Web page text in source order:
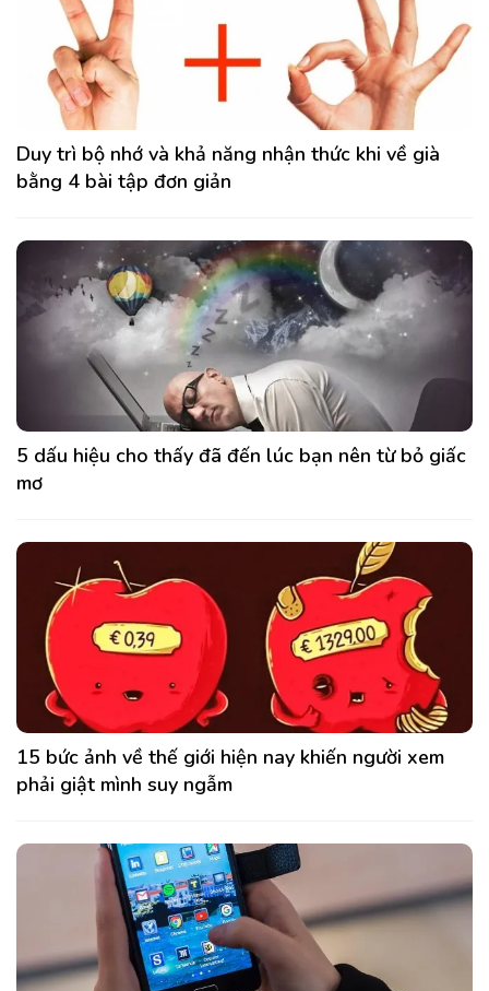
Duy trì bộ nhớ và khả năng nhận thức khi về già
bằng 4 bài tập đơn giản
5 dấu hiệu cho thấy đã đến lúc bạn nên từ bỏ giấc
mơ
15 bức ảnh về thế giới hiện nay khiến người xem
phải giật mình suy ngẫm